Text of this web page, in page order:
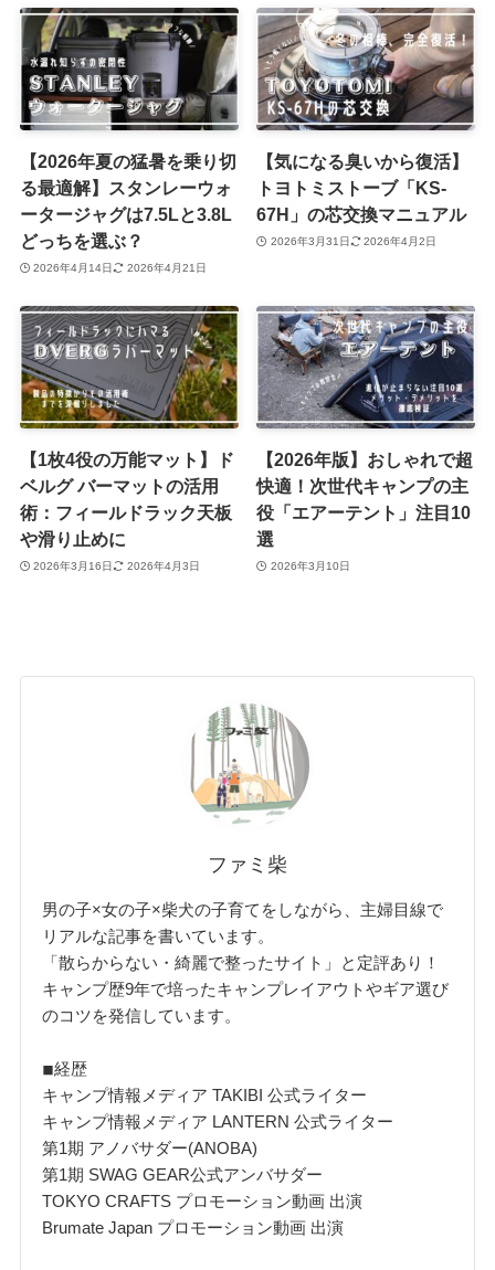
【2026年夏の猛暑を乗り切
る最適解】スタンレーウォ
ータージャグは7.5Lと3.8L
どっちを選ぶ？
2026年4月14日 2026年4月21日
【気になる臭いから復活】
トヨトミストーブ「KS-
67H」の芯交換マニュアル
2026年3月31日 2026年4月2日
【1枚4役の万能マット】ド
ベルグ バーマットの活用
術：フィールドラック天板
や滑り止めに
2026年3月16日 2026年4月3日
【2026年版】おしゃれで超
快適！次世代キャンプの主
役「エアーテント」注目10
選
2026年3月10日
ファミ柴
男の子×女の子×柴犬の子育てをしながら、主婦目線で
リアルな記事を書いています。
「散らからない・綺麗で整ったサイト」と定評あり！
キャンプ歴9年で培ったキャンプレイアウトやギア選び
のコツを発信しています。
◾︎経歴
キャンプ情報メディア TAKIBI 公式ライター
キャンプ情報メディア LANTERN 公式ライター
第1期 アノバサダー(ANOBA)
第1期 SWAG GEAR公式アンバサダー
TOKYO CRAFTS プロモーション動画 出演
Brumate Japan プロモーション動画 出演